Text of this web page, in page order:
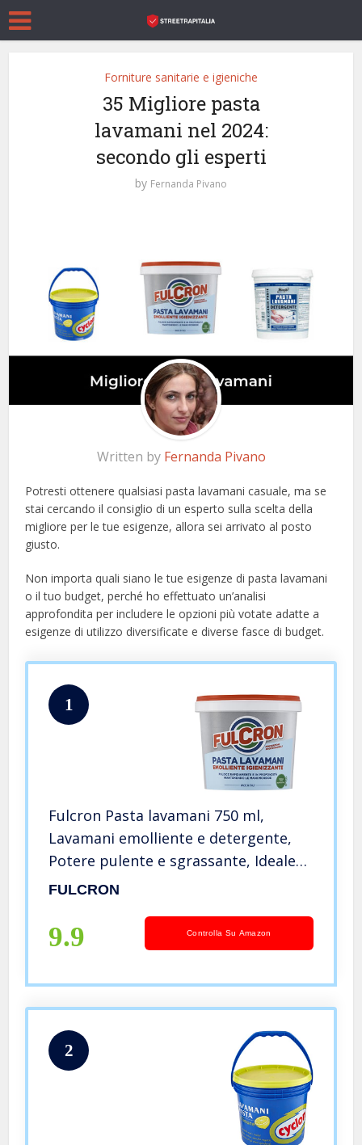
Forniture sanitarie e igieniche
35 Migliore pasta
lavamani nel 2024:
secondo gli esperti
by Fernanda Pivano
Written by Fernanda Pivano
Potresti ottenere qualsiasi pasta lavamani casuale, ma se
stai cercando il consiglio di un esperto sulla scelta della
migliore per le tue esigenze, allora sei arrivato al posto
giusto.
Non importa quali siano le tue esigenze di pasta lavamani
o il tuo budget, perché ho effettuato un’analisi
approfondita per includere le opzioni più votate adatte a
esigenze di utilizzo diversificate e diverse fasce di budget.
1
Fulcron Pasta lavamani 750 ml,
Lavamani emolliente e detergente,
Potere pulente e sgrassante, Ideale
anche per eliminare lo sporco
FULCRON
9.9 Controlla Su Amazon
2